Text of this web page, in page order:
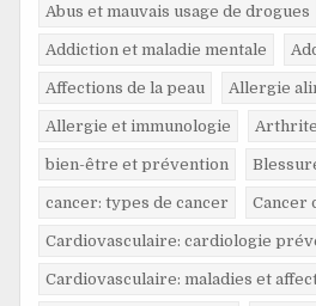
Abus et mauvais usage de drogues
Addiction et maladie mentale
Affections de la peau Allergie
Allergie et immunologie Arthrite
bien-être et prévention
cancer: types de cancer Cancer
Cardiovasculaire: cardiologie
Cardiovasculaire: maladies et